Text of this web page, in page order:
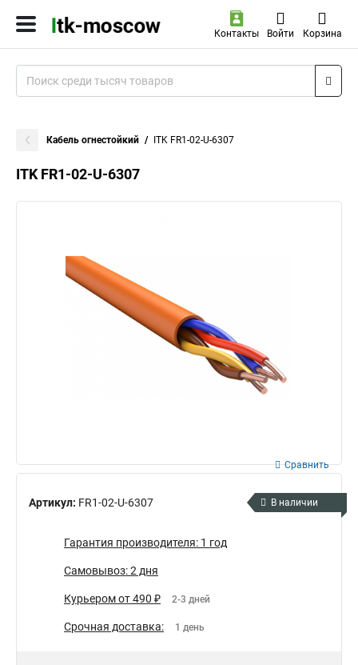
Контакты Войти Корзина
Кабель огнестойкий ITK FR1-02-U-6307
ITK FR1-02-U-6307
Артикул: FR1-02-U-6307
Сравнить
В наличии
Гарантия производителя: 1 год
Самовывоз: 2 дня
Курьером от 490 ₽ 2-3 дней
Срочная доставка: 1 день